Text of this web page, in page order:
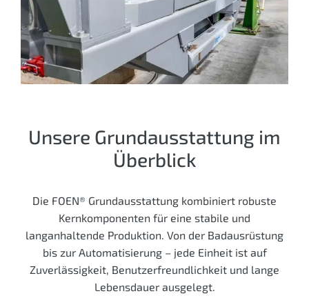
Unsere Grundausstattung im
Überblick
Die FOEN® Grundausstattung kombiniert robuste
Kernkomponenten für eine stabile und
langanhaltende Produktion. Von der Badausrüstung
bis zur Automatisierung – jede Einheit ist auf
Zuverlässigkeit, Benutzerfreundlichkeit und lange
Lebensdauer ausgelegt.